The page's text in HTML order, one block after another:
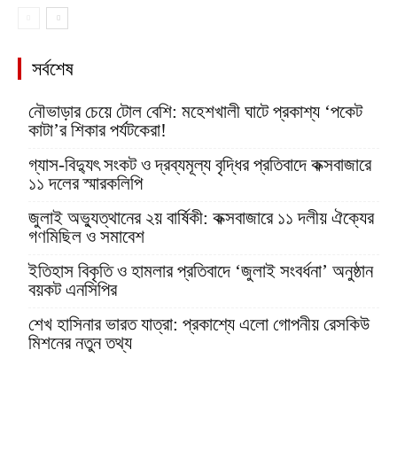
সর্বশেষ
নৌভাড়ার চেয়ে টোল বেশি: মহেশখালী ঘাটে প্রকাশ্য ‘পকেট
কাটা’র শিকার পর্যটকেরা!
গ্যাস-বিদ্যুৎ সংকট ও দ্রব্যমূল্য বৃদ্ধির প্রতিবাদে কক্সবাজারে
১১ দলের স্মারকলিপি
জুলাই অভ্যুত্থানের ২য় বার্ষিকী: কক্সবাজারে ১১ দলীয় ঐক্যের
গণমিছিল ও সমাবেশ
ইতিহাস বিকৃতি ও হামলার প্রতিবাদে ‘জুলাই সংবর্ধনা’ অনুষ্ঠান
বয়কট এনসিপির
শেখ হাসিনার ভারত যাত্রা: প্রকাশ্যে এলো গোপনীয় রেসকিউ
মিশনের নতুন তথ্য